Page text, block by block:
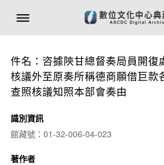
件名：咨據陝甘總督奏局員開復
核議外至原奏所稱德商願借巨款
查照核議知照本部會奏由
識別資訊
館藏號：01-32-006-04-023
著作者